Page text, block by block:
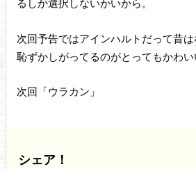
るしか選択しないかいから。
次回予告ではアインハルトだって昔は
恥ずかしがってるのがとってもかわい
次回「ウラカン」
シェア！